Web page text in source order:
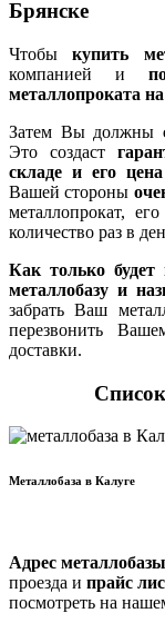
Брянске
Чтобыкупить
компанией и
металлопроката
Затем Вы должны
Это создаст
складе и его
Вашей стороны
металлопрокат,
количество раз в
Как только
металлобазу и
забрать Ваш
перезвонить
доставки.
Металлобаза в Калуге
Адрес
проезда и прайс
посмотреть на